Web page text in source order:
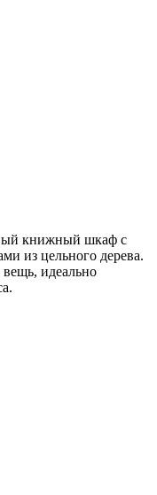
книжный шкаф с
из цельного дерева.
идеально